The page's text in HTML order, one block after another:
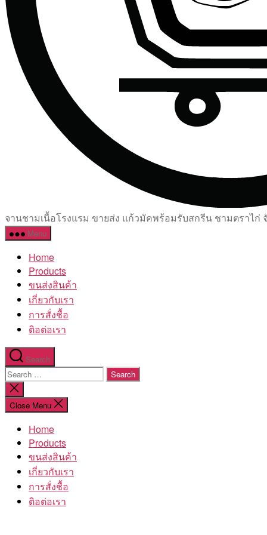
จานชามเนื้อโรงแรม ขายส่ง แก้วมัคพร้อมรับสกรีน ชามตราไก่
Menu
Home
Products
ขนส่งสินค้า
เกี่ยวกับเรา
การสั่งชื้อ
ติอต่อเรา
Search
Search
for:
Close
search
Close Menu
Home
Products
ขนส่งสินค้า
เกี่ยวกับเรา
การสั่งชื้อ
ติอต่อเรา